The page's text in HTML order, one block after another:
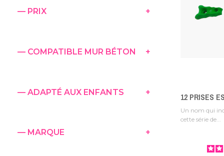
— PRIX +
— COMPATIBLE MUR BÉTON +
— ADAPTÉ AUX ENFANTS +
— MARQUE +
12 PRISES
Un nom qui
cette série de...